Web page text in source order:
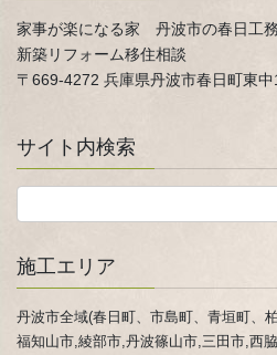
家事が楽になる家 丹波市の春日工
新築リフォーム移住相談
〒669-4272 兵庫県丹波市春日町東中
サイト内検索
施工エリア
丹波市全域(春日町、市島町、青垣町、
福知山市,綾部市,丹波篠山市,三田市,西